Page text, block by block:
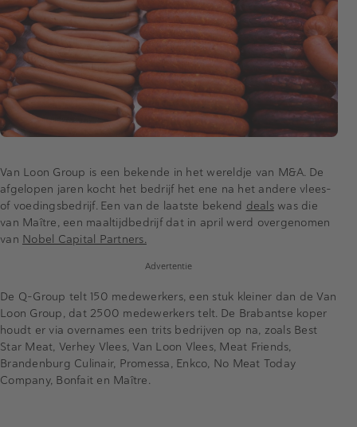
Van Loon Group is een bekende in het wereldje van M&A. De
afgelopen jaren kocht het bedrijf het ene na het andere vlees-
of voedingsbedrijf. Een van de laatste bekend dealswas die
van Maître, een maaltijdbedrijf dat in april werd overgenomen
van Nobel Capital Partners.
Advertentie
De Q-Group telt 150 medewerkers, een stuk kleiner dan de Van
Loon Group, dat 2500 medewerkers telt. De Brabantse koper
houdt er via overnames een trits bedrijven op na, zoals Best
Star Meat, Verhey Vlees, Van Loon Vlees, Meat Friends,
Brandenburg Culinair, Promessa, Enkco, No Meat Today
Company, Bonfait en Maître.